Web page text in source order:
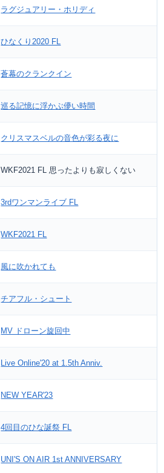
ラグジュアリー・ホリディ
ひなくり2020 FL
蒼幕のクランクイン
巡る記憶に浮かぶ儚い時間
クリスマスベルの音色が彩る夜に
WKF2021 FL 思ったよりも寂しくない
3rdワンマンライブ FL
WKF2021 FL
風に吹かれても
チアフル・シュート
MV ドローン旋回中
Live Online'20 at 1.5th Anniv.
NEW YEAR'23
4回目のひな誕祭 FL
UNI'S ON AIR 1st ANNIVERSARY